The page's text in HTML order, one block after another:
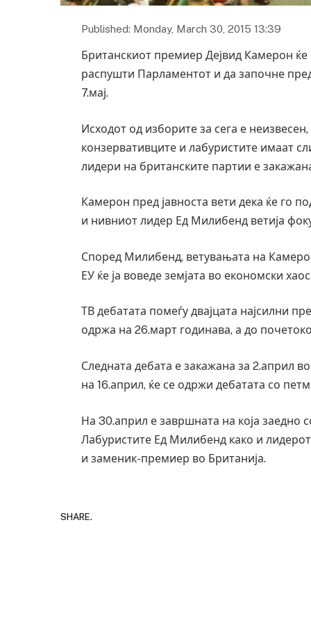
Published: Monday, March 30, 2015 13:39
Британскиот премиер Дејвид Камерон
распушти Парламентот и да започне
7.мај.
Исходот од изборите за сега е
конзервативците и лабуристите имаат
лидери на британските партии е
Камерон пред јавноста вети дека ќе го
и нивниот лидер Ед Милибенд ветија
Според Милибенд, ветувањата на
ЕУ ќе ја воведе земјата во економски
ТВ дебатата помеѓу двајцата најсилни
одржа на 26.март годинава, а до
Следната дебата е закажана за 2.април
на 16.април, ќе се одржи дебатата со
На 30.април е завршната на која заедно
Лабуристите Ед Милибенд како и
и заменик-премиер во Британија.
SHARE.